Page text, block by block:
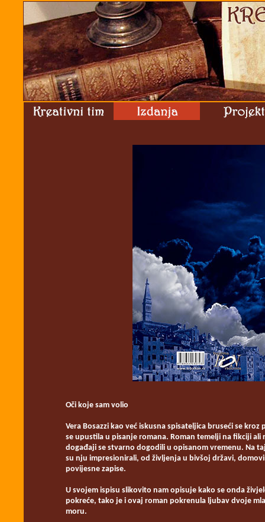
Oči koje sam volio
Vera Bosazzi kao već iskusna spisateljica bruseći se
se upustila u pisanje romana. Roman temelji na fikciji
događaji se stvarno dogodili u opisanom vremenu. Na
su nju impresionirali, od življenja u bivšoj državi,
povijesne zapise.
U svojem ispisu slikovito nam opisuje kako se onda
pokreće, tako je i ovaj roman pokrenula ljubav dvoje
moru.